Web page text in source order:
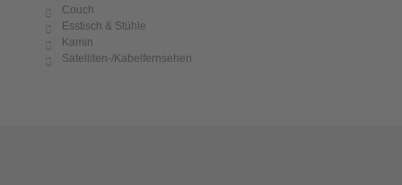
Couch
Esstisch & Stühle
Kamin
Satelliten-/Kabelfernsehen